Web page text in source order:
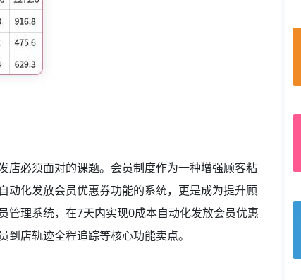
店必须面对的课题。会员制度作为一种增强顾客粘
动化发放会员优惠券功能的系统，更是成为提升顾
管理系统，在7天内实现0成本自动化发放会员优惠
店轨迹全程追踪等核心功能卖点。